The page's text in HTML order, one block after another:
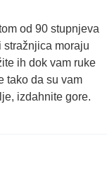
od 90 stupnjeva
stražnjica moraju
ih dok vam ruke
tako da su vam
izdahnite gore.